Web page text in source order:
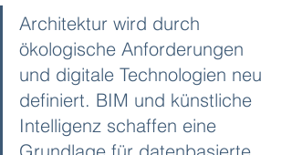
Architektur wird durch
ökologische Anforderungen
und digitale Technologien neu
definiert. BIM und künstliche
Intelligenz schaffen eine